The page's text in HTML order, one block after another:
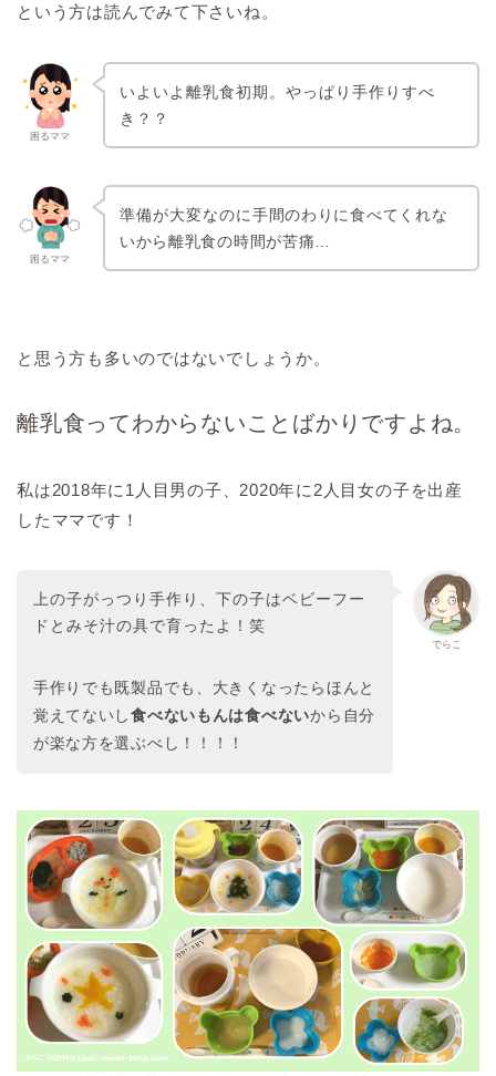
という方は読んでみて下さいね。
困るママ
いよいよ離乳食初期。やっぱり手作りすべ
き？？
困るママ
準備が大変なのに手間のわりに食べてくれな
いから離乳食の時間が苦痛…
と思う方も多いのではないでしょうか。
離乳食ってわからないことばかりですよね。
私は2018年に1人目男の子、2020年に2人目女の子を出産
したママです！
でらこ
上の子がっつり手作り、下の子はベビーフー
ドとみそ汁の具で育ったよ！笑
手作りでも既製品でも、大きくなったらほんと
覚えてないし食べないもんは食べないから自分
が楽な方を選ぶべし！！！！